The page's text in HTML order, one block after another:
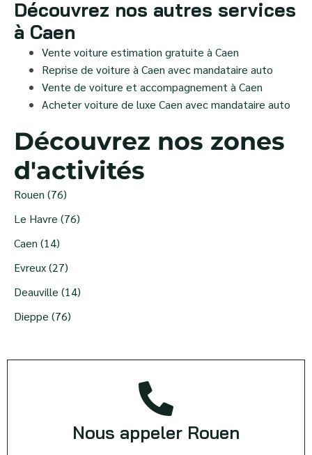
Découvrez nos autres services
à Caen
Vente voiture estimation gratuite à Caen
Reprise de voiture à Caen avec mandataire auto
Vente de voiture et accompagnement à Caen
Acheter voiture de luxe Caen avec mandataire auto
Découvrez nos zones
d'activités
Rouen (76)
Le Havre (76)
Caen (14)
Evreux (27)
Deauville (14)
Dieppe (76)
Nous appeler Rouen